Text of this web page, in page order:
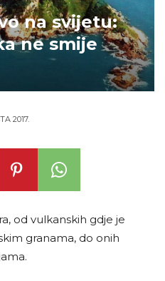
na svijetu:
ne smije
2017.
od vulkanskih gdje je
granama, do onih